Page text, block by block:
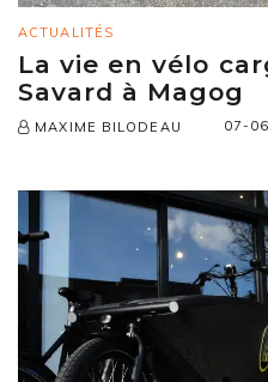
ACTUALITÉS
La vie en vélo
Savard à Magog
MAXIME BILODEAU 07-